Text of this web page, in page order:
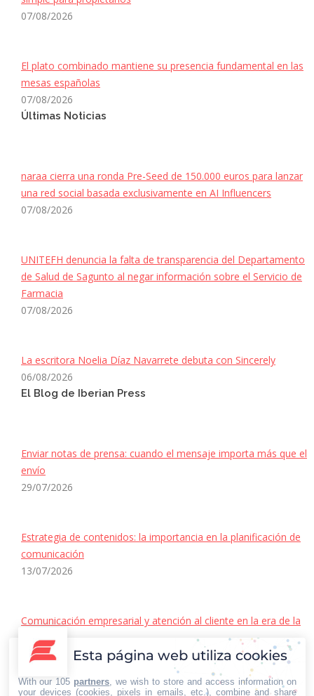
07/08/2026
El plato combinado mantiene su presencia fundamental en las
mesas españolas
07/08/2026
Últimas Noticias
naraa cierra una ronda Pre-Seed de 150.000 euros para lanzar
una red social basada exclusivamente en AI Influencers
07/08/2026
UNITEFH denuncia la falta de transparencia del Departamento
de Salud de Sagunto al negar información sobre el Servicio de
Farmacia
07/08/2026
La escritora Noelia Díaz Navarrete debuta con Sincerely
06/08/2026
El Blog de Iberian Press
Enviar notas de prensa: cuando el mensaje importa más que el
envío
29/07/2026
Estrategia de contenidos: la importancia en la planificación de
comunicación
13/07/2026
Comunicación empresarial y atención al cliente en la era de la
22/06/2026
Esta página web utiliza cookies
With our 105 partners , we wish to store and access information on
your devices (cookies, pixels in emails, etc.), combine and share